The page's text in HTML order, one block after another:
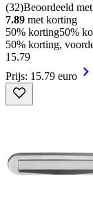
(32)Beoordeeld
7.89 met korting
50% korting50%
50% korting,
15.79
Prijs: 15.79 euro